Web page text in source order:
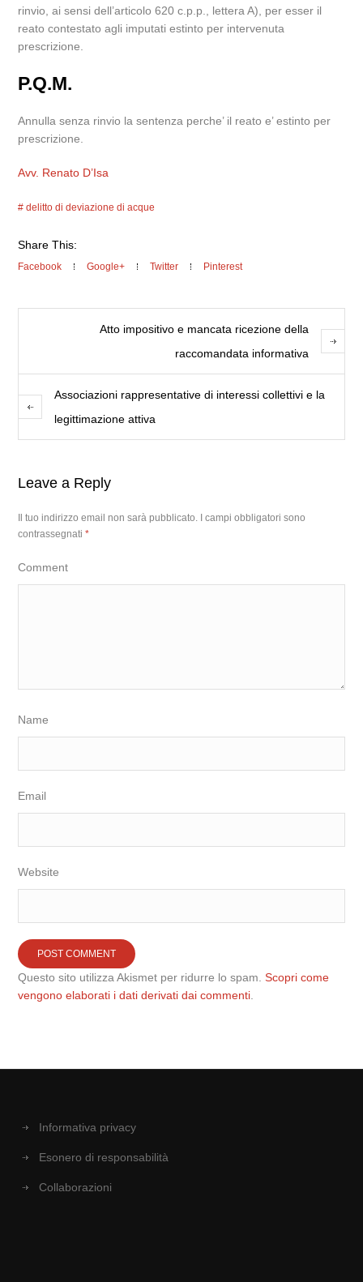
rinvio, ai sensi dell’articolo 620 c.p.p., lettera A), per esser il
reato contestato agli imputati estinto per intervenuta
prescrizione.
P.Q.M.
Annulla senza rinvio la sentenza perche’ il reato e’ estinto per
prescrizione.
Avv. Renato D’Isa
delitto di deviazione di acque
Share This:
Facebook Google+ Twitter Pinterest
Atto impositivo e mancata ricezione della
raccomandata informativa
Associazioni rappresentative di interessi collettivi e la
legittimazione attiva
Leave a Reply
Il tuo indirizzo email non sarà pubblicato.
I campi obbligatori sono
contrassegnati*
Comment
Name
Email
Website
Questo sito utilizza Akismet per ridurre lo spam.Scopri come
vengono elaborati i dati derivati dai commenti
Informativa privacy
Esonero di responsabilità
Collaborazioni